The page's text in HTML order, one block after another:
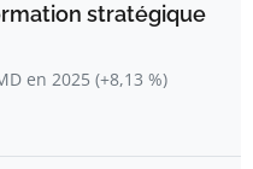
stratégique
en 2025 (+8,13 %)